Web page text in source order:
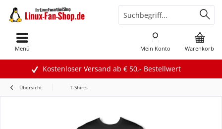
Kostenloser Versand ab € 50,- Bestellwert
Warenkorb
Mein Konto
Menü
Übersicht T-Shirts